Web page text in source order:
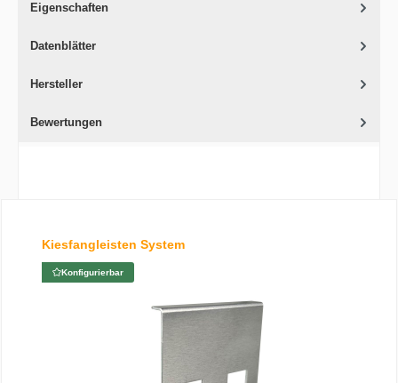
Eigenschaften
Datenblätter
Hersteller
Bewertungen
Produktgalerie überspringen
Kiesfangleisten System
Konfigurierbar